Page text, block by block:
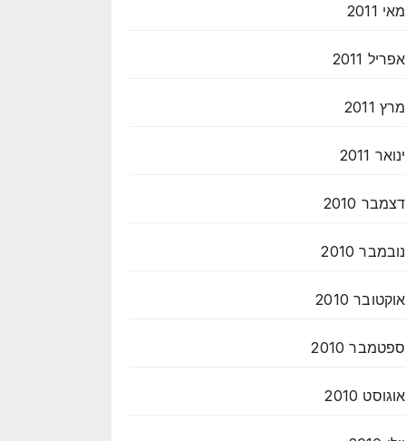
מאי 2011
אפריל 2011
מרץ 2011
ינואר 2011
דצמבר 2010
נובמבר 2010
אוקטובר 2010
ספטמבר 2010
אוגוסט 2010